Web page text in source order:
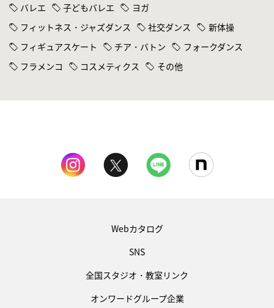
バレエ 子どもバレエ
ヨガ
フィットネス・ジャズダンス
社交ダンス
新体操
フィギュアスケート
チア・バトン
フォークダンス
フラメンコ
コスメティクス その他
Webカタログ
SNS
全国スタジオ・教室リンク
オンワードグループ企業